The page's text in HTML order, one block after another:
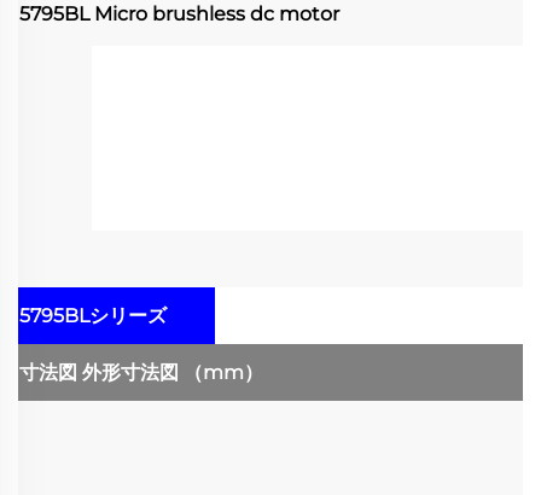
5795BL Micro brushless dc motor
5795BLシリーズ
寸法図 外形寸法図 （mm）